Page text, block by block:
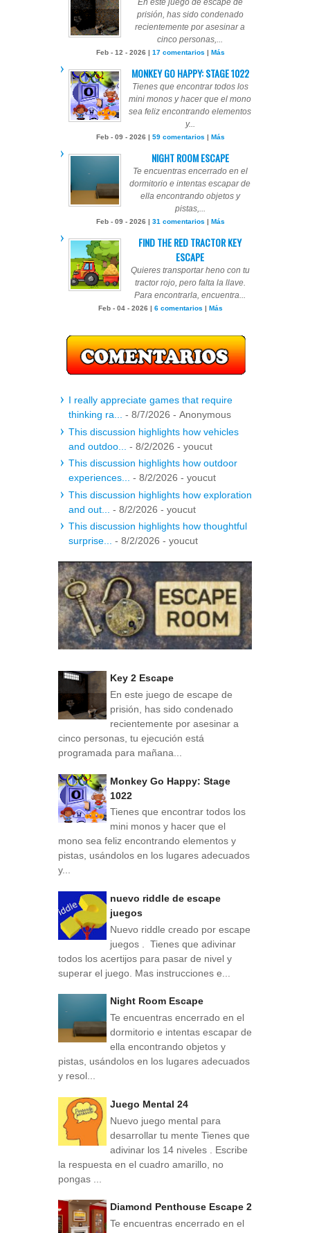
prisión, has sido condenado
recientemente por asesinar a
cinco personas,...
Feb - 12 - 2026 | 17 comentarios | Más
MONKEY GO HAPPY: STAGE 1022
Tienes que encontrar todos los
mini monos y hacer que el mono
sea feliz encontrando elementos
y...
Feb - 09 - 2026 | 59 comentarios | Más
NIGHT ROOM ESCAPE
Te encuentras encerrado en el
dormitorio e intentas escapar de
ella encontrando objetos y
pistas,...
Feb - 09 - 2026 | 31 comentarios | Más
FIND THE RED TRACTOR KEY
ESCAPE
Quieres transportar heno con tu
tractor rojo, pero falta la llave.
Para encontrarla, encuentra...
Feb - 04 - 2026 | 6 comentarios | Más
I really appreciate games that require
thinking ra... - 8/7/2026 - Anonymous
This discussion highlights how vehicles
and outdoo...
- 8/2/2026 - youcut
This discussion highlights how outdoor
experiences... - 8/2/2026 - youcut
This discussion highlights how exploration
and out...
- 8/2/2026 - youcut
This discussion highlights how thoughtful
surprise... - 8/2/2026 - youcut
Key 2 Escape
En este juego de escape de
prisión, has sido condenado
recientemente por asesinar a
cinco personas, tu ejecución está
programada para mañana...
Monkey Go Happy: Stage
1022
Tienes que encontrar todos los
mini monos y hacer que el
mono sea feliz encontrando elementos y
pistas, usándolos en los lugares adecuados
y...
nuevo riddle de escape
juegos
Nuevo riddle creado por escape
juegos . Tienes que adivinar
todos los acertijos para pasar de nivel y
superar el juego. Mas instrucciones e...
Night Room Escape
Te encuentras encerrado en el
dormitorio e intentas escapar de
ella encontrando objetos y
pistas, usándolos en los lugares adecuados
y resol...
Juego Mental 24
Nuevo juego mental para
desarrollar tu mente Tienes que
adivinar los 14 niveles . Escribe
la respuesta en el cuadro amarillo, no
pongas ...
Diamond Penthouse Escape 2
Te encuentras encerrado en el